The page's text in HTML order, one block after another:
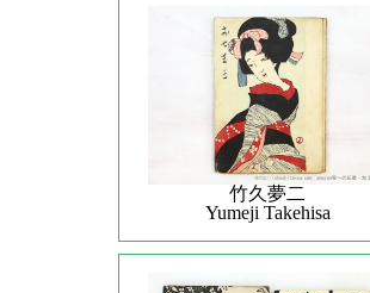
竹久夢二
Yumeji Takehisa